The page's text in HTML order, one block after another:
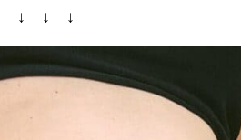
↓ ↓ ↓